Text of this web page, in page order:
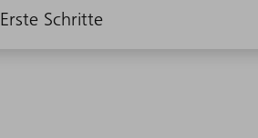
Erste Schritte